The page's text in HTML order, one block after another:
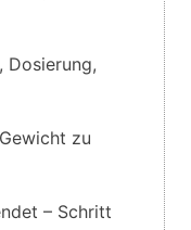
Dosierung,
zu
– Schritt